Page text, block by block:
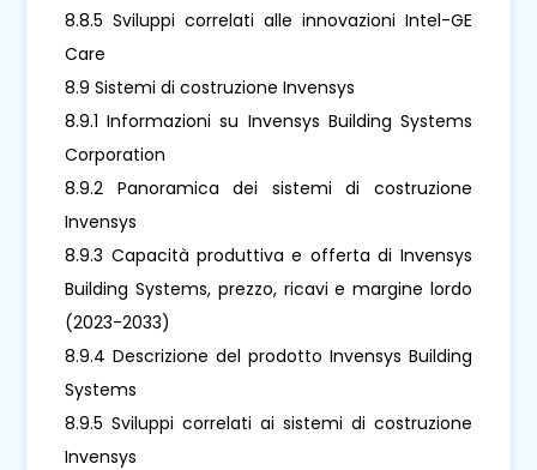
8.8.5 Sviluppi correlati alle innovazioni Intel-GE
Care
8.9 Sistemi di costruzione Invensys
8.9.1 Informazioni su Invensys Building Systems
Corporation
8.9.2 Panoramica dei sistemi di costruzione
Invensys
8.9.3 Capacità produttiva e offerta di Invensys
Building Systems, prezzo, ricavi e margine lordo
(2023-2033)
8.9.4 Descrizione del prodotto Invensys Building
Systems
8.9.5 Sviluppi correlati ai sistemi di costruzione
Invensys